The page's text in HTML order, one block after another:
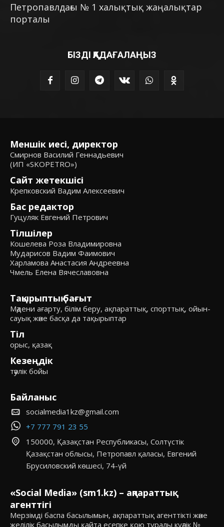
Петропавлдағы № 1 халықтық жаңалықтар
порталы
БІЗДІ ҚАДАҒАЛАҢЫЗ
Меншік иесі, директор
Смирнов Василий Геннадьевич
(ИП «SKOPETRO»)
Сайт жетекшісі
Крепковский Вадим Алексеевич
Бас редактор
Гуцуляк Евгений Петрович
Тілшілер
Кошелева Роза Владимировна
Мударисов Вадим Фаимович
Харламова Анастасия Андреевна
Чмель Елена Вячеславовна
Тақырыптық бағыт
Мәдени ағарту, білім беру, ақпараттық, спорттық, ойын-
сауық және басқа да тақырыптар
Тіл
орыс, қазақ
Кезеңдік
тәулік бойы
Байланыс
socialmedia1kz@gmail.com
+7 777 791 23 55
150000, Қазақстан Республикасы, Солтүстік
Қазақстан облысы, Петропавл қаласы, Евгений
Брусиловский көшесі, 74-үй
«Social Media» (sm1.kz) – ақпараттық
агенттігі
Мерзімді баспа басылымын, ақпараттық агенттікті және
желілік басылымды қайта есепке қою туралы куәлік №